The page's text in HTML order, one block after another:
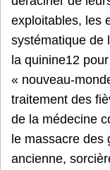
exploitables, les
systématique de
la quinine12
« nouveau-
traitement des
de la médecine
le massacre des
ancienne,